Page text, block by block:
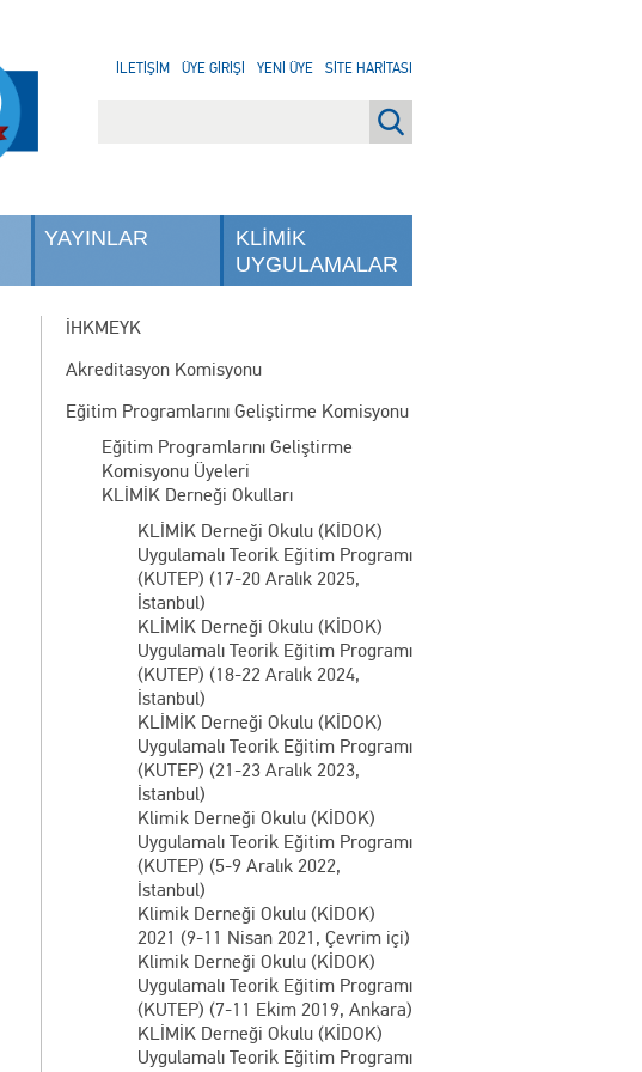
YAYINLAR
KLİMİK
UYGULAMALAR
İLETİŞİM ÜYE GİRİŞİ YENİ ÜYE SİTE HARİTASI
İHKMEYK
Akreditasyon Komisyonu
Eğitim Programlarını Geliştirme Komisyonu
Eğitim Programlarını Geliştirme
Komisyonu Üyeleri
KLİMİK Derneği Okulları
KLİMİK Derneği Okulu (KİDOK)
Uygulamalı Teorik Eğitim Programı
(KUTEP) (17-20 Aralık 2025,
İstanbul)
KLİMİK Derneği Okulu (KİDOK)
Uygulamalı Teorik Eğitim Programı
(KUTEP) (18-22 Aralık 2024,
İstanbul)
KLİMİK Derneği Okulu (KİDOK)
Uygulamalı Teorik Eğitim Programı
(KUTEP) (21-23 Aralık 2023,
İstanbul)
Klimik Derneği Okulu (KİDOK)
Uygulamalı Teorik Eğitim Programı
(KUTEP) (5-9 Aralık 2022,
İstanbul)
Klimik Derneği Okulu (KİDOK)
2021 (9-11 Nisan 2021, Çevrim içi)
Klimik Derneği Okulu (KİDOK)
Uygulamalı Teorik Eğitim Programı
(KUTEP) (7-11 Ekim 2019, Ankara)
KLİMİK Derneği Okulu (KİDOK)
Uygulamalı Teorik Eğitim Programı